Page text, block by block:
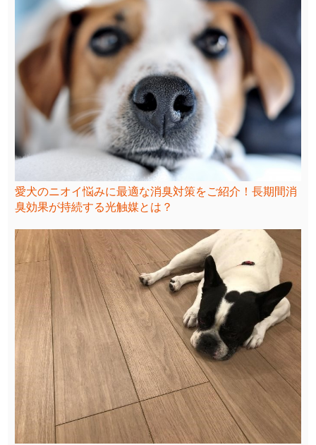
愛犬のニオイ悩みに最適な消臭対策をご紹介！長期間消
臭効果が持続する光触媒とは？